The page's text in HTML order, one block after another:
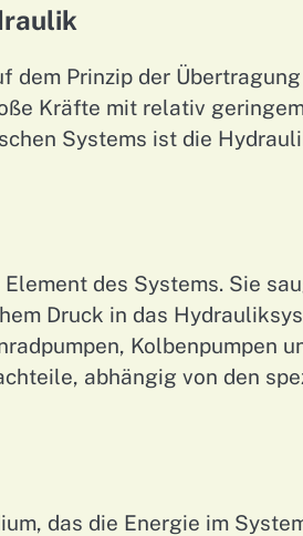
dem Prinzip der
Kräfte mit relativ
Systems ist die
des Systems. Sie
Druck in das
Kolbenpumpen
abhängig von den
das die Energie im